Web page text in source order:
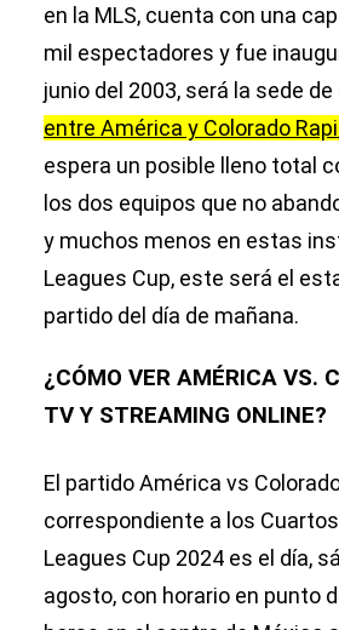
en la MLS, cuenta con una
mil espectadores y fue
junio del 2003, será la sede
entre América y Colorado
espera un posible lleno total
los dos equipos que no
y muchos menos en estas
Leagues Cup, este será el
partido del día de mañana.
¿CÓMO VER AMÉRICA VS.
TV Y STREAMING ONLINE?
El partido América vs
correspondiente a los
Leagues Cup 2024 es el día,
agosto, con horario en punto